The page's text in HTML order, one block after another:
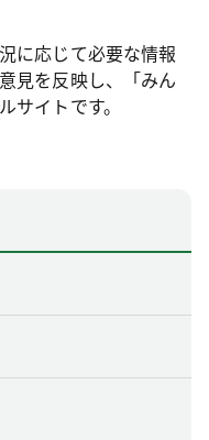
に応じて必要な情報
見を反映し、「みん
サイトです。